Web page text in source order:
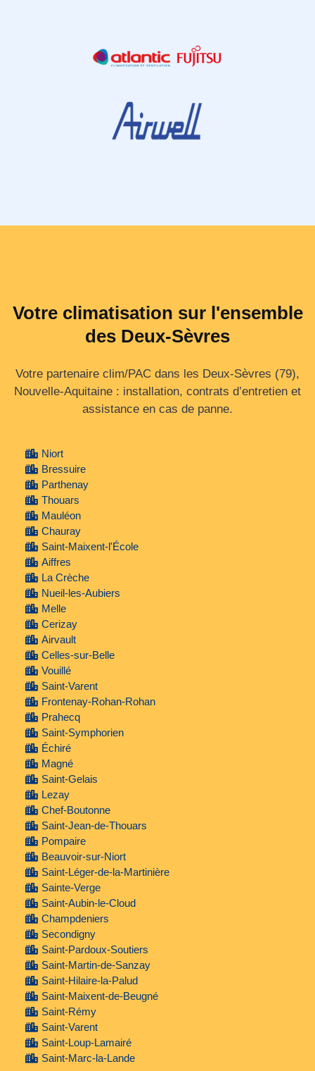
Votre climatisation sur l'ensemble
des Deux-Sèvres
Votre partenaire clim/PAC dans les Deux‑Sèvres (79),
Nouvelle‑Aquitaine : installation, contrats d’entretien et
assistance en cas de panne.
Niort
Bressuire
Parthenay
Thouars
Mauléon
Chauray
Saint-Maixent-l'École
Aiffres
La Crèche
Nueil-les-Aubiers
Melle
Cerizay
Airvault
Celles-sur-Belle
Vouillé
Saint-Varent
Frontenay-Rohan-Rohan
Prahecq
Saint-Symphorien
Échiré
Magné
Saint-Gelais
Lezay
Chef-Boutonne
Saint-Jean-de-Thouars
Pompaire
Beauvoir-sur-Niort
Saint-Léger-de-la-Martinière
Sainte-Verge
Saint-Aubin-le-Cloud
Champdeniers
Secondigny
Saint-Pardoux-Soutiers
Saint-Martin-de-Sanzay
Saint-Hilaire-la-Palud
Saint-Maixent-de-Beugné
Saint-Rémy
Saint-Varent
Saint-Loup-Lamairé
Saint-Marc-la-Lande